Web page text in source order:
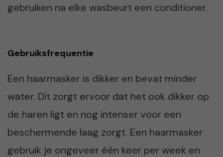
gebruiken na elke wasbeurt een conditioner.
Gebruiksfrequentie
Een haarmasker is dikker en bevat minder
water. Dit zorgt ervoor dat het ook dikker op
de haren ligt en nog intenser voor een
beschermende laag zorgt. Een haarmasker
gebruik je ongeveer één keer per week en